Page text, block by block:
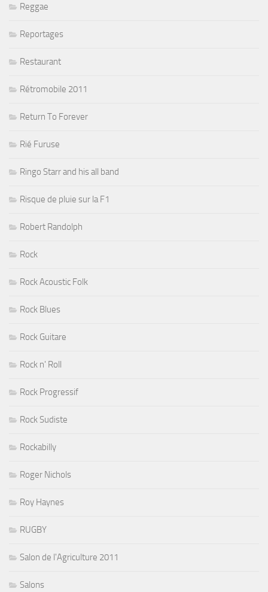
Reggae
Reportages
Restaurant
Rétromobile 2011
Return To Forever
Rié Furuse
Ringo Starr and his all band
Risque de pluie sur la F1
Robert Randolph
Rock
Rock Acoustic Folk
Rock Blues
Rock Guitare
Rock n' Roll
Rock Progressif
Rock Sudiste
Rockabilly
Roger Nichols
Roy Haynes
RUGBY
Salon de l'Agriculture 2011
Salons